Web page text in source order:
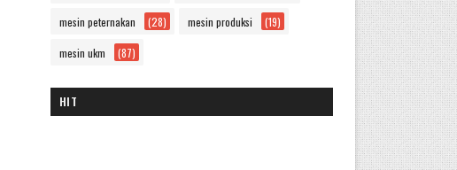
mesin peternakan (28) mesin produksi (19)
mesin ukm (87)
HIT